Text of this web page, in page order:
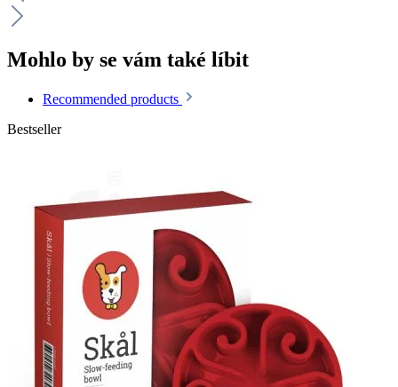
Mohlo by se vám také líbit
Recommended products
Bestseller